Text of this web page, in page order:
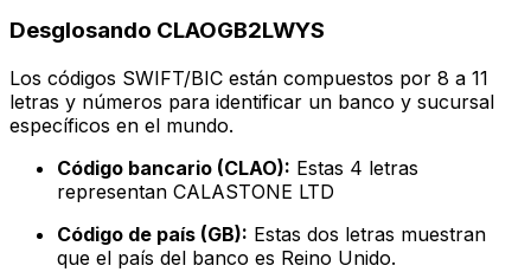
Desglosando CLAOGB2LWYS
Los códigos SWIFT/BIC están compuestos por 8 a 11
letras y números para identificar un banco y sucursal
específicos en el mundo.
Código bancario (CLAO): Estas 4 letras
representan CALASTONE LTD
Código de país (GB): Estas dos letras muestran
que el país del banco es Reino Unido.